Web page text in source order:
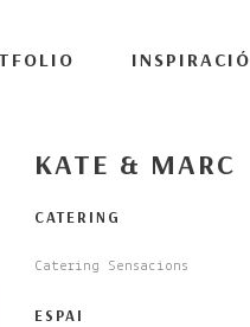
INSPIRACIÓ
KATE & MARC
CATERING
Catering Sensacions
ESPAI